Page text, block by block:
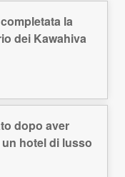
la
dei Kawahiva
dopo aver
hotel di lusso